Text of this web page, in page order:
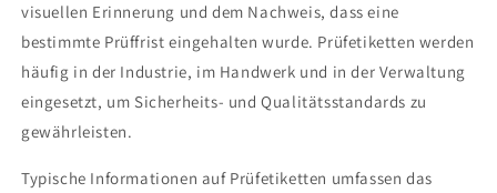
visuellen Erinnerung und dem Nachweis, dass eine
bestimmte Prüffrist eingehalten wurde. Prüfetiketten werden
häufig in der Industrie, im Handwerk und in der Verwaltung
eingesetzt, um Sicherheits- und Qualitätsstandards zu
gewährleisten.
Typische Informationen auf Prüfetiketten umfassen das